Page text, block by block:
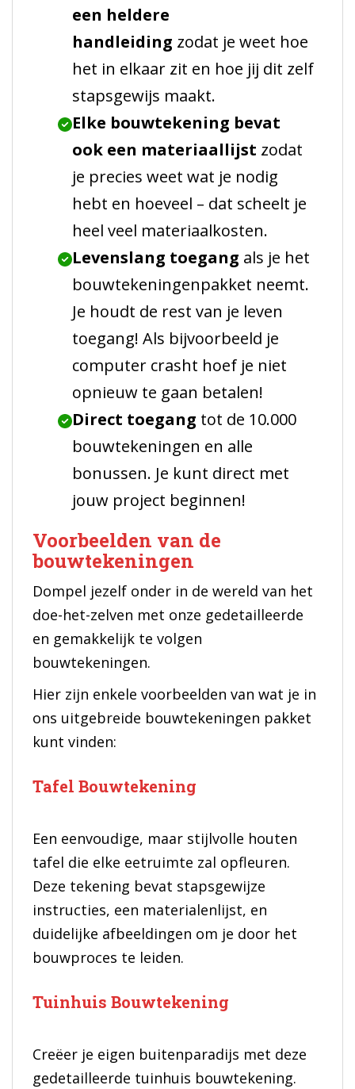
een heldere
handleiding zodat je weet hoe
het in elkaar zit en hoe jij dit zelf
stapsgewijs maakt.
Elke bouwtekening bevat
ook een materiaallijst zodat
je precies weet wat je nodig
hebt en hoeveel – dat scheelt je
heel veel materiaalkosten.
Levenslang toegang als je het
bouwtekeningenpakket neemt.
Je houdt de rest van je leven
toegang! Als bijvoorbeeld je
computer crasht hoef je niet
opnieuw te gaan betalen!
Direct toegang tot de 10.000
bouwtekeningen en alle
bonussen. Je kunt direct met
jouw project beginnen!
Voorbeelden van de
bouwtekeningen
Dompel jezelf onder in de wereld van het
doe-het-zelven met onze gedetailleerde
en gemakkelijk te volgen
bouwtekeningen.
Hier zijn enkele voorbeelden van wat je in
ons uitgebreide bouwtekeningen pakket
kunt vinden:
Tafel Bouwtekening
Een eenvoudige, maar stijlvolle houten
tafel die elke eetruimte zal opfleuren.
Deze tekening bevat stapsgewijze
instructies, een materialenlijst, en
duidelijke afbeeldingen om je door het
bouwproces te leiden.
Tuinhuis Bouwtekening
Creëer je eigen buitenparadijs met deze
gedetailleerde tuinhuis bouwtekening.